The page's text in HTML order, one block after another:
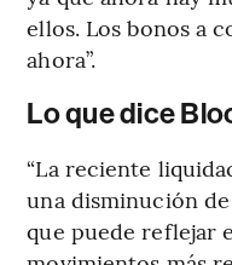
ellos. Los bonos a
ahora”.
Lo que dice
“La reciente
una disminución
que puede reflejar